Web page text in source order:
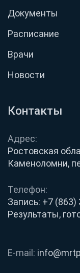
Контакты
Адрес:
Ростовская
Каменоломни,
Телефон:
Запись: +7 (863)
Результаты,
E-mail:
Документы
Расписание
Врачи
Новости